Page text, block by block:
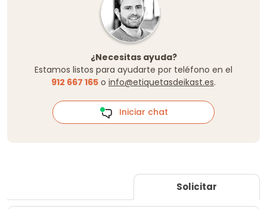
¿Necesitas ayuda?
Estamos listos para ayudarte por teléfono en el
912 667 165 o info@etiquetasdeikast.es.
Iniciar chat
Solicitar